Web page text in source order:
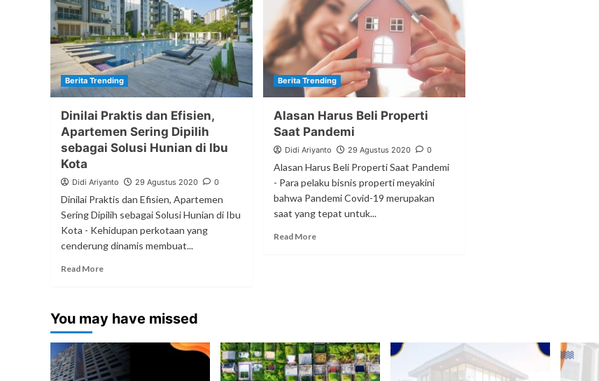
Berita Trending
Dinilai Praktis dan Efisien,
Apartemen Sering Dipilih
sebagai Solusi Hunian di Ibu
Kota
Didi Ariyanto 29 Agustus 2020 0
Dinilai Praktis dan Efisien, Apartemen
Sering Dipilih sebagai Solusi Hunian di Ibu
Kota - Kehidupan perkotaan yang
cenderung dinamis membuat...
Read More
Berita Trending
Alasan Harus Beli Properti
Saat Pandemi
Didi Ariyanto 29 Agustus 2020 0
Alasan Harus Beli Properti Saat Pandemi
- Para pelaku bisnis properti meyakini
bahwa Pandemi Covid-19 merupakan
saat yang tepat untuk...
Read More
You may have missed